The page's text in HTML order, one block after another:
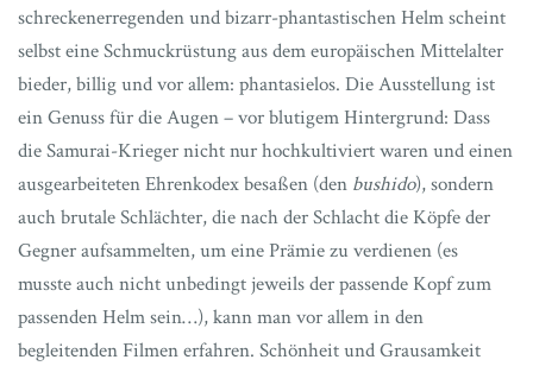
schreckenerregenden und bizarr-phantastischen Helm scheint
selbst eine Schmuckrüstung aus dem europäischen Mittelalter
bieder, billig und vor allem: phantasielos. Die Ausstellung ist
ein Genuss für die Augen – vor blutigem Hintergrund: Dass
die Samurai-Krieger nicht nur hochkultiviert waren und einen
ausgearbeiteten Ehrenkodex besaßen (den bushido), sondern
auch brutale Schlächter, die nach der Schlacht die Köpfe der
Gegner aufsammelten, um eine Prämie zu verdienen (es
musste auch nicht unbedingt jeweils der passende Kopf zum
passenden Helm sein…), kann man vor allem in den
begleitenden Filmen erfahren. Schönheit und Grausamkeit